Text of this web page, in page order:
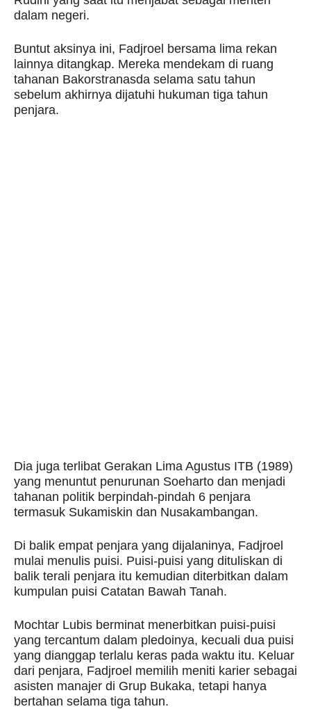
dalam negeri.
Buntut aksinya ini, Fadjroel bersama lima rekan
lainnya ditangkap. Mereka mendekam di ruang
tahanan Bakorstranasda selama satu tahun
sebelum akhirnya dijatuhi hukuman tiga tahun
penjara.
Dia juga terlibat Gerakan Lima Agustus ITB (1989)
yang menuntut penurunan Soeharto dan menjadi
tahanan politik berpindah-pindah 6 penjara
termasuk Sukamiskin dan Nusakambangan.
Di balik empat penjara yang dijalaninya, Fadjroel
mulai menulis puisi. Puisi-puisi yang dituliskan di
balik terali penjara itu kemudian diterbitkan dalam
kumpulan puisi Catatan Bawah Tanah.
Mochtar Lubis berminat menerbitkan puisi-puisi
yang tercantum dalam pledoinya, kecuali dua puisi
yang dianggap terlalu keras pada waktu itu. Keluar
dari penjara, Fadjroel memilih meniti karier sebagai
asisten manajer di Grup Bukaka, tetapi hanya
bertahan selama tiga tahun.